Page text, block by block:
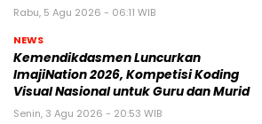
Rabu, 5 Agu 2026 - 06:11 WIB
NEWS
Kemendikdasmen Luncurkan
ImajiNation 2026, Kompetisi Koding
Visual Nasional untuk Guru dan Murid
Senin, 3 Agu 2026 - 20:53 WIB